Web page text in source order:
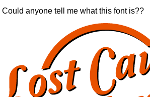
Could anyone tell me what this font is??